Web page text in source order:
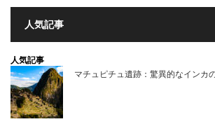
人気記事
人気記事
マチュピチュ遺跡：驚異的なインカ